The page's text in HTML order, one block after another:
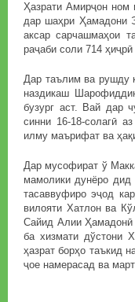
Ҳазрати Амирҷон
дар шаҳри Ҳамадони
аксар сарчашмаҳои
раҷаби соли 714
Дар таълим ва рушду
наздикаш
бузург аст. Вай дар
синни 16-18-солагӣ
илму маърифат ва
Дар мусофират ў
мамолики дунёро дид
тасаввуфиро эҷод
вилояти Хатлон ва
Сайид Алии Ҳамадонӣ
ба хизмати дўстони
ҳазрат борҳо таъкид
ҷое намерасад ва